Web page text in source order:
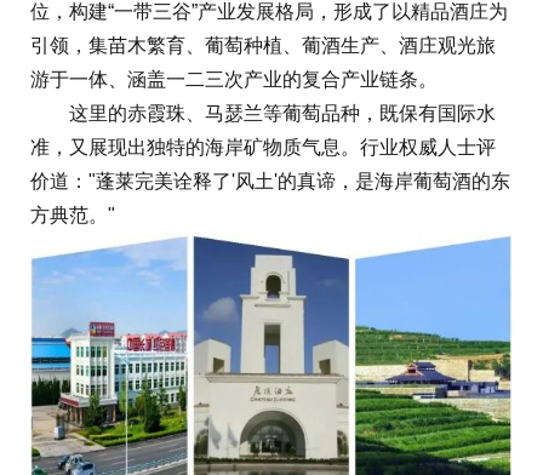
位，构建“一带三谷”产业发展格局，形成了以精品酒庄为
引领，集苗木繁育、葡萄种植、葡酒生产、酒庄观光旅
游于一体、涵盖一二三次产业的复合产业链条。
这里的赤霞珠、马瑟兰等葡萄品种，既保有国际水
准，又展现出独特的海岸矿物质气息。行业权威人士评
价道："蓬莱完美诠释了'风土'的真谛，是海岸葡萄酒的东
方典范。"